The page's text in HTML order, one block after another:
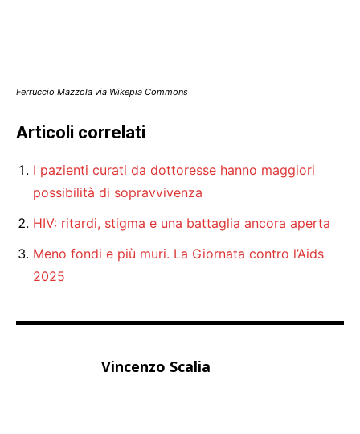
Ferruccio Mazzola via Wikepia Commons
Articoli correlati
I pazienti curati da dottoresse hanno maggiori
possibilità di sopravvivenza
HIV: ritardi, stigma e una battaglia ancora aperta
Meno fondi e più muri. La Giornata contro l’Aids
2025
Vincenzo Scalia